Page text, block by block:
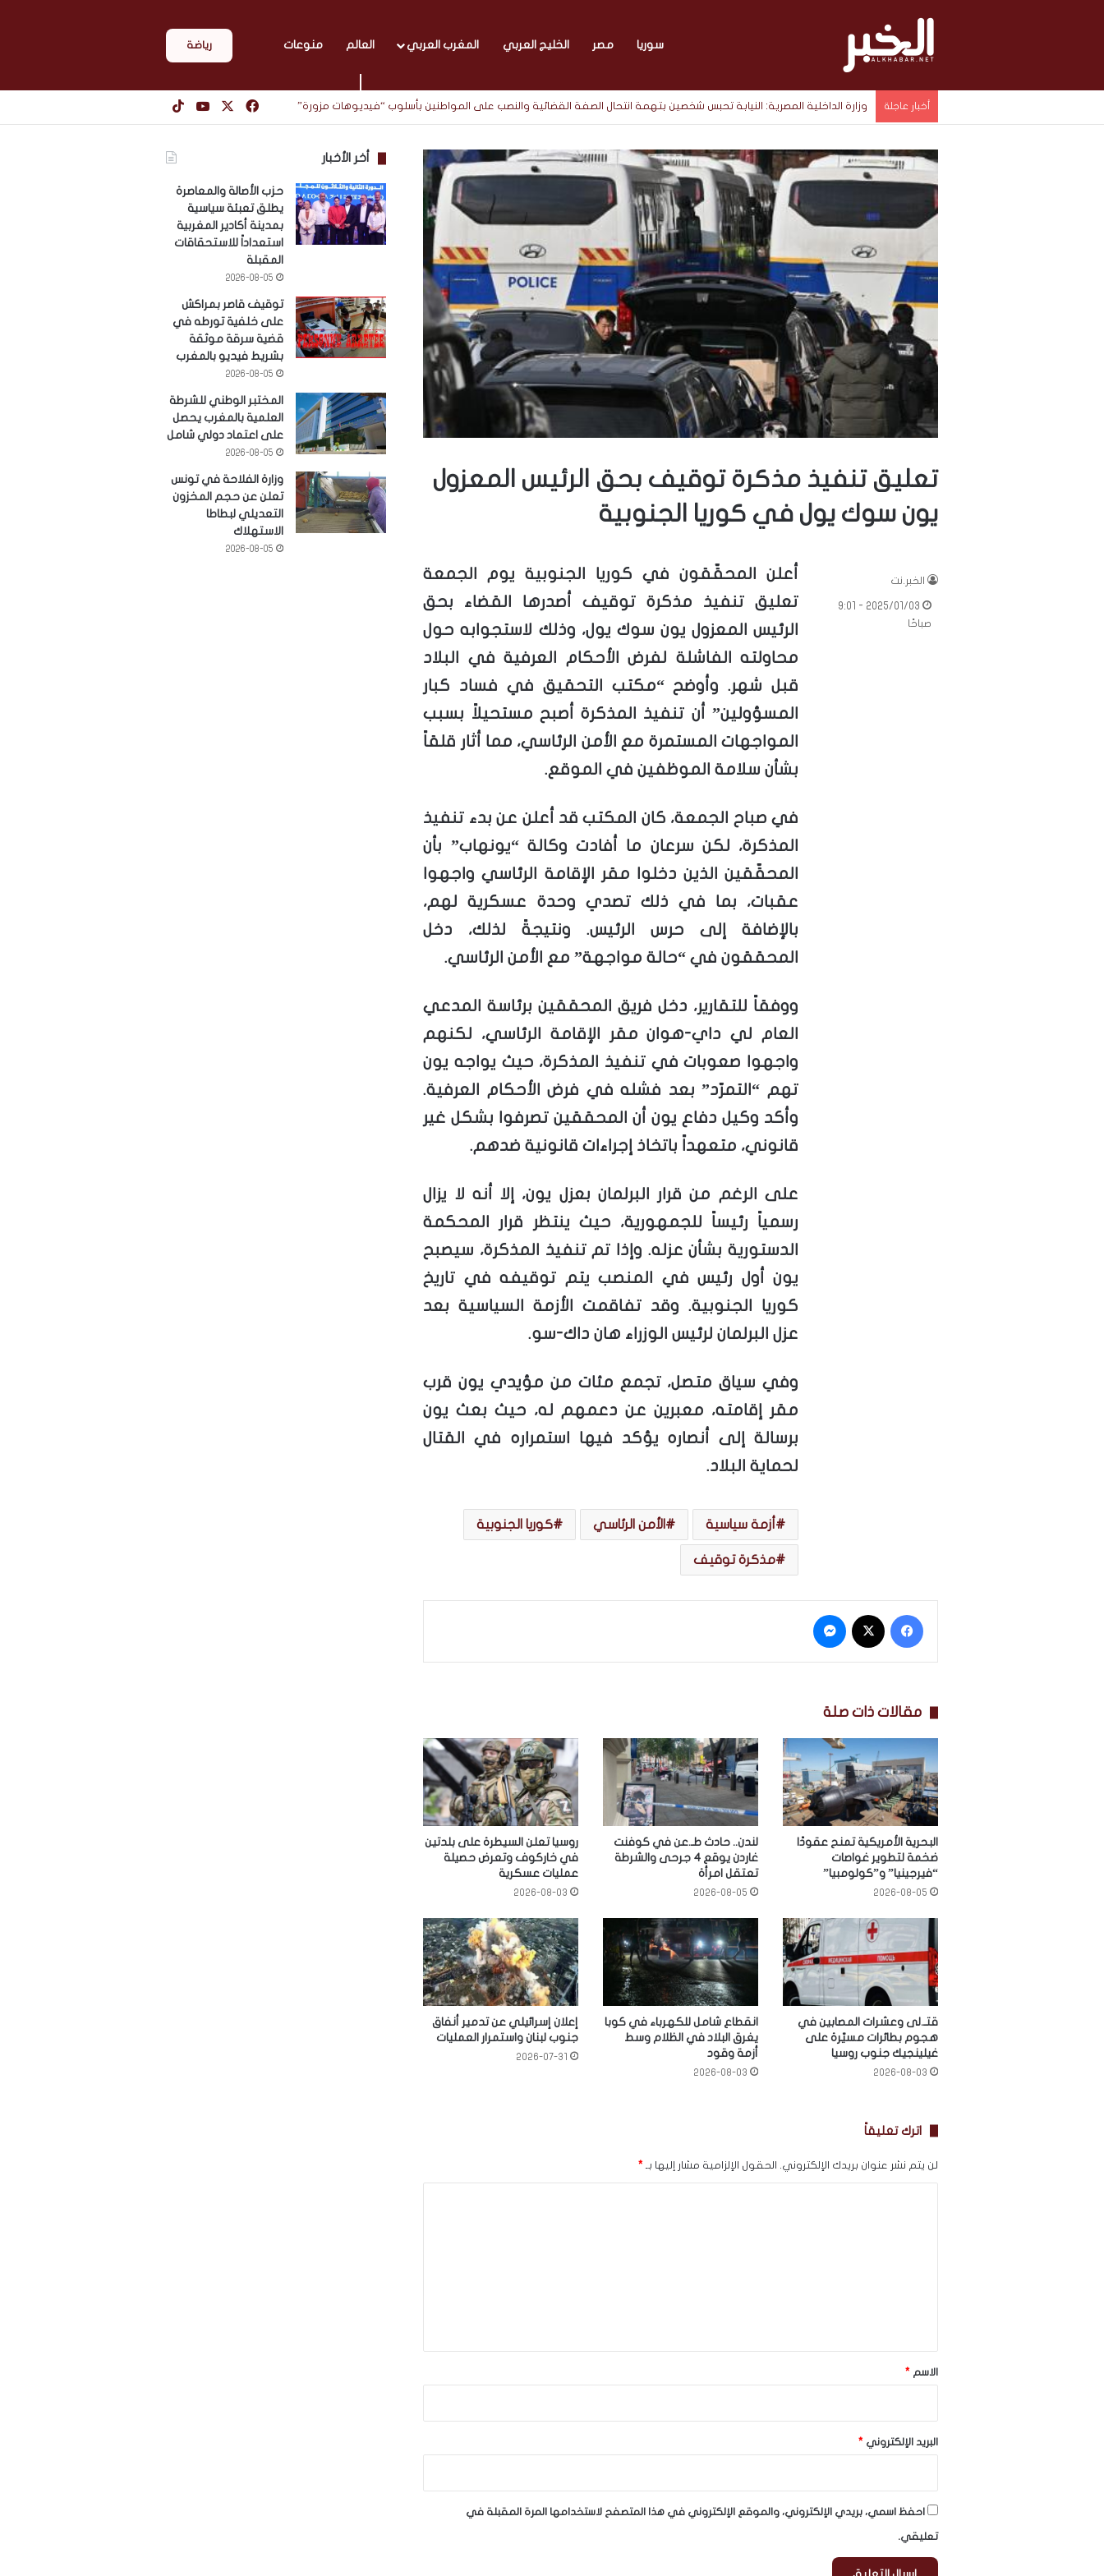
سوريا مصر الخليج العربي المغرب العربي العالم منوعات رياضة
أخبار عاجلة وزارة الداخلية المصرية: النيابة تحبس شخصين بتهمة انتحال الصفة القضائية والنصب على المواطنين بأسلوب “فيديوهات مزورة” فيسبوك‫YouTube
تعليق تنفيذ مذكرة توقيف بحق الرئيس المعزول
يون سوك يول في كوريا الجنوبية
أعلن المحقّقون في كوريا الجنوبية يوم الجمعة
تعليق تنفيذ مذكرة توقيف أصدرها القضاء بحق
الرئيس المعزول يون سوك يول، وذلك لاستجوابه حول
محاولته الفاشلة لفرض الأحكام العرفية في البلاد
قبل شهر. وأوضح “مكتب التحقيق في فساد كبار
المسؤولين” أن تنفيذ المذكرة أصبح مستحيلاً بسبب
المواجهات المستمرة مع الأمن الرئاسي، مما أثار قلقاً
بشأن سلامة الموظفين في الموقع.
في صباح الجمعة، كان المكتب قد أعلن عن بدء تنفيذ
المذكرة، لكن سرعان ما أفادت وكالة “يونهاب” بأن
المحقّقين الذين دخلوا مقر الإقامة الرئاسي واجهوا
عقبات، بما في ذلك تصدي وحدة عسكرية لهم،
بالإضافة إلى حرس الرئيس. ونتيجةً لذلك، دخل
المحققون في “حالة مواجهة” مع الأمن الرئاسي.
ووفقاً للتقارير، دخل فريق المحققين برئاسة المدعي
العام لي داي-هوان مقر الإقامة الرئاسي، لكنهم
واجهوا صعوبات في تنفيذ المذكرة، حيث يواجه يون
تهم “التمرّد” بعد فشله في فرض الأحكام العرفية.
وأكد وكيل دفاع يون أن المحققين تصرفوا بشكل غير
قانوني، متعهداً باتخاذ إجراءات قانونية ضدهم.
على الرغم من قرار البرلمان بعزل يون، إلا أنه لا يزال
رسمياً رئيساً للجمهورية، حيث ينتظر قرار المحكمة
الدستورية بشأن عزله. وإذا تم تنفيذ المذكرة، سيصبح
يون أول رئيس في المنصب يتم توقيفه في تاريخ
كوريا الجنوبية. وقد تفاقمت الأزمة السياسية بعد
عزل البرلمان لرئيس الوزراء هان داك-سو.
وفي سياق متصل، تجمع مئات من مؤيدي يون قرب
مقر إقامته، معبرين عن دعمهم له، حيث بعث يون
برسالة إلى أنصاره يؤكد فيها استمراره في القتال
لحماية البلاد.
أزمة سياسية الأمن الرئاسي كوريا الجنوبية
مذكرة توقيف
الخبر.نت
2025/01/03 - 9:01
صباحًا
فيسبوك
مقالات ذات صلة
البحرية الأمريكية تمنح عقودًا
ضخمة لتطوير غواصات
“فيرجينيا” و”كولومبيا”
2026-08-05
لندن.. حادث طـ.عن في كوفنت
غاردن يوقع 4 جرحى والشرطة
تعتقل امرأة
2026-08-05
روسيا تعلن السيطرة على بلدتين
في خاركوف وتعرض حصيلة
عمليات عسكرية
2026-08-03
قتـ.لى وعشرات المصابين في
هجوم بطائرات مسيّرة على
غيلينجيك جنوب روسيا
2026-08-03
انقطاع شامل للكهرباء في كوبا
يغرق البلاد في الظلام وسط
أزمة وقود
2026-08-03
إعلان إسرائيلي عن تدمير أنفاق
جنوب لبنان واستمرار العمليات
2026-07-31
اترك تعليقاً
لن يتم نشر عنوان بريدك الإلكتروني. الحقول الإلزامية مشار إليها بـ *
*
الاسم *
البريد الإلكتروني *
احفظ اسمي، بريدي الإلكتروني، والموقع الإلكتروني في هذا المتصفح لاستخدامها المرة المقبلة في
تعليقي.
أخر الأخبار
حزب الأصالة والمعاصرة
يطلق تعبئة سياسية
بمدينة أكادير المغربية
استعداداً للاستحقاقات
المقبلة
2026-08-05
توقيف قاصر بمراكش
على خلفية تورطه في
قضية سرقة موثقة
بشريط فيديو بالمغرب
2026-08-05
المختبر الوطني للشرطة
العلمية بالمغرب يحصل
على اعتماد دولي شامل
2026-08-05
وزارة الفلاحة في تونس
تعلن عن حجم المخزون
التعديلي لبطاطا
الاستهلاك
2026-08-05